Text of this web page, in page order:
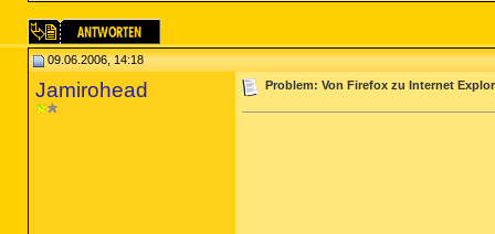
09.06.2006, 14:18
Jamirohead Problem: Von Firefox zu Internet